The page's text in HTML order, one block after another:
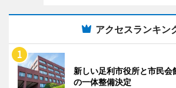
アクセスランキン
新しい足利市役所と市民
の一体整備決定